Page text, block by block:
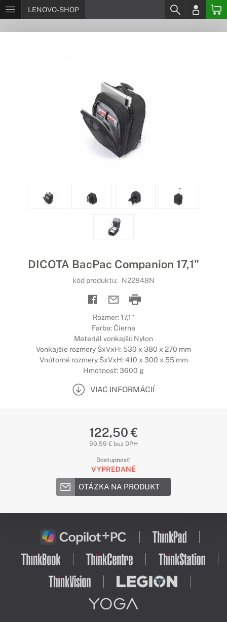
LENOVO-SHOP
DICOTA BacPac Companion 17,1"
kód produktu: N22848N
Rozmer: 17,1"
Farba: Čierna
Materiál vonkajší: Nylon
Vonkajšie rozmery ŠxVxH: 530 x 380 x 270 mm
Vnútorné rozmery ŠxVxH: 410 x 300 x 55 mm
Hmotnosť: 3600 g
VIAC INFORMÁCIÍ
122,50 €
99,59 € bez DPH
Dostupnosť:
VYPREDANÉ
OTÁZKA NA PRODUKT